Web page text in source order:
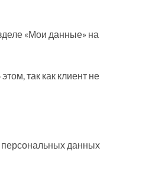
«Мои данные» на
так как клиент не
персональных данных